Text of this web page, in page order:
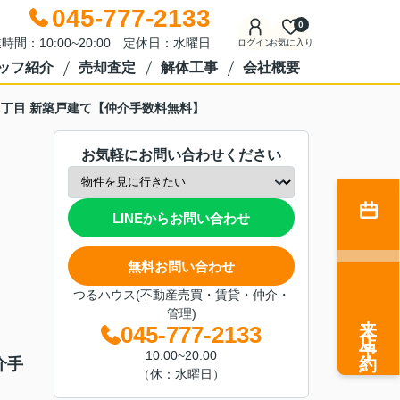
045-777-2133
間：10:00~20:00 定休日：水曜日 ログインお気に入り
0
フ紹介 売却査定 解体工事 会社概要
目 新築戸建て【仲介手数料無料】
手
お気軽にお問い合わせください
LINEからお問い合わせ
無料お問い合わせ
つるハウス(不動産売買・賃貸・仲介・
管理)
045-777-2133
10:00~20:00
（休：水曜日）
来店予約